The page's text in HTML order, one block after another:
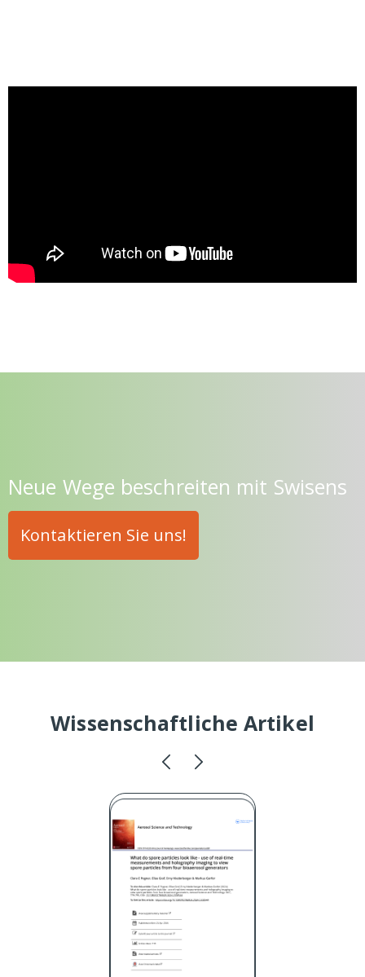
Neue Wege beschreiten mit Swisens
Kontaktieren Sie uns!
Wissenschaftliche Artikel